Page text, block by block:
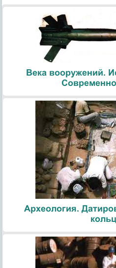
Века вооружений.
Археология.